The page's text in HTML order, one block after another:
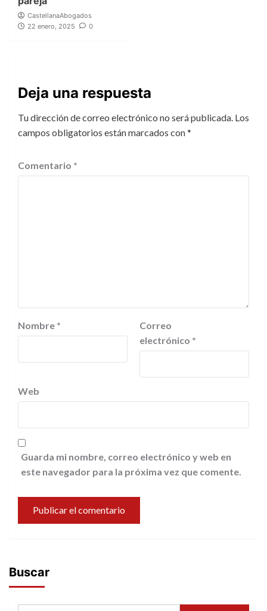
CastellanaAbogados
22 enero, 2025
0
Deja una respuesta
Tu dirección de correo electrónico no será publicada. Los
campos obligatorios están marcados con*
Comentario *
Nombre *
Correo
electrónico *
Web
Guarda mi nombre, correo electrónico y web en
este navegador para la próxima vez que comente.
Buscar